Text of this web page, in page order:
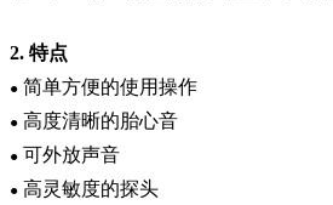
2. 特点
● 简单方便的使用操作
● 高度清晰的胎心音
● 可外放声音
● 高灵敏度的探头